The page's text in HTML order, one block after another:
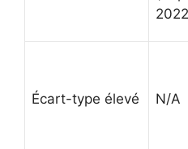
Écart-type élevé N/A